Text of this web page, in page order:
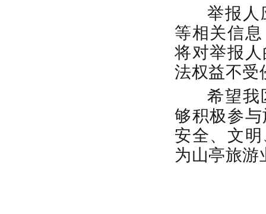
举报人
等相关信
将对举报
法权益不受
希望我
够积极参
安全、文
为山亭旅